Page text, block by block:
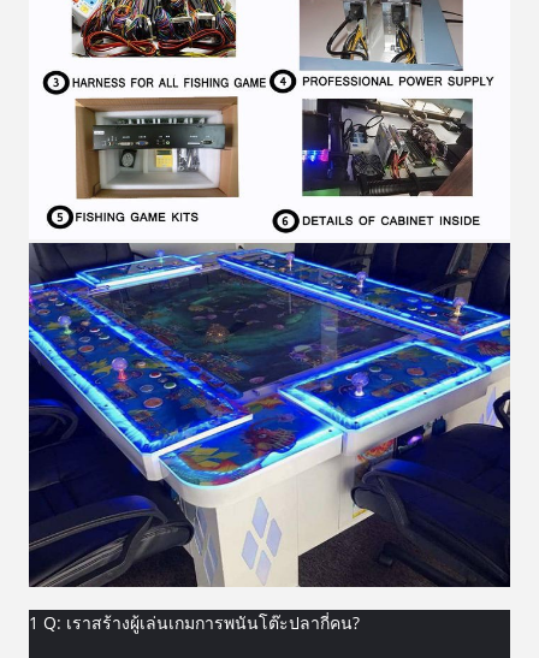
1 Q: เราสร้างผู้เล่นเกมการพนันโต๊ะปลากี่คน?